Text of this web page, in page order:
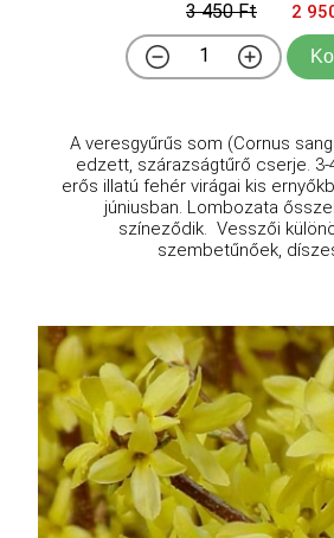
3 450 Ft 2
A veresgyűrűs som (Cornus
edzett, szárazságtűrő cserje. 3-
erős illatú fehér virágai kis
júniusban. Lombozata
színeződik. Vesszői
szembetűnőek,